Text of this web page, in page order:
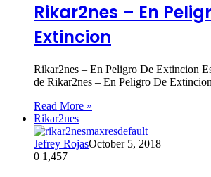
Rikar2nes – En
Extincion
Rikar2nes – En Peligro De Extincion
de Rikar2nes – En Peligro De
Read More »
Rikar2nes
Jefrey RojasOctober 5, 2018
0 1,457